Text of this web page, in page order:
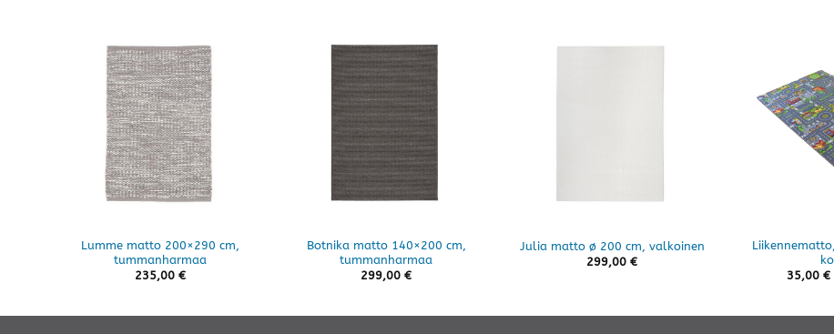
Lumme matto 200×290 cm,
tummanharmaa
235,00 €
Botnika matto 140×200 cm,
tummanharmaa
299,00 €
Julia matto ø 200 cm, valkoinen
299,00 €
35,00 €